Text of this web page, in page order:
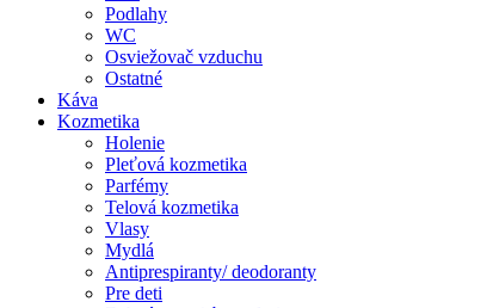
Podlahy
WC
Osviežovač vzduchu
Ostatné
Káva
Kozmetika
Holenie
Pleťová kozmetika
Parfémy
Telová kozmetika
Vlasy
Mydlá
Antiprespiranty/ deodoranty
Pre deti